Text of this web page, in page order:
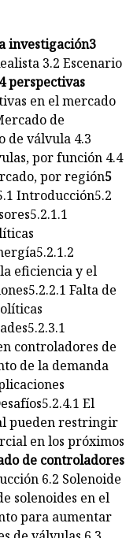
investigación3
3.2 Escenario
4 perspectivas
en el mercado
de
de válvula 4.3
por función 4.4
por región5
Introducción5.2
eficiencia y el
Falta de
controladores de
de la demanda
El
pueden restringir
en los próximos
de controladores
6.2 Solenoide
solenoides en el
para aumentar